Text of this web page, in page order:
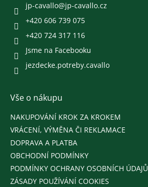
jp-cavallo@jp-cavallo.cz
+420 606 739 075
+420 724 317 116
Jsme na Facebooku
jezdecke.potreby.cavallo
Vše o nákupu
NAKUPOVÁNÍ KROK ZA KROKEM
VRÁCENÍ, VÝMĚNA ČI REKLAMACE
DOPRAVA A PLATBA
OBCHODNÍ PODMÍNKY
PODMÍNKY OCHRANY OSOBNÍCH ÚDAJŮ
ZÁSADY POUŽÍVÁNÍ COOKIES